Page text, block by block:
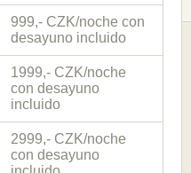
999,- CZK/noche con
desayuno incluido
1999,- CZK/noche
con desayuno
incluido
2999,- CZK/noche
con desayuno